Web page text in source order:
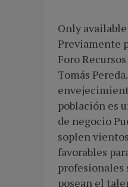
Only
Previamente
Foro
Tomás
población es
de negocio
soplen
favorables
profesionales
posean el